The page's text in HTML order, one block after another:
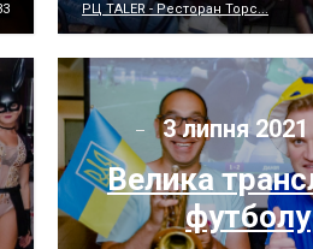
РЦ TALER - Ресторан Торс...
3 липня 2021
Велика
футболу